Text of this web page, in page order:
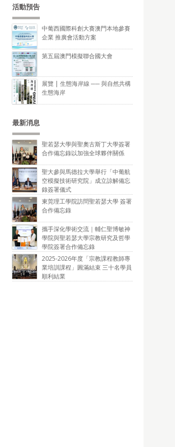
活動預告
中葡西國際科創大賽澳門本地參賽
企業 推廣會活動方案
第五屆澳門模擬聯合國大會
展覽 | 生態海岸線 ── 與自然共構
生態海岸
最新消息
聖若瑟大學與聖奧古斯丁大學簽署
合作備忘錄以加強全球夥伴關係
聖大參與馬德拉大學舉行「中葡航
空模擬技術研究院」成立諒解備忘
錄簽署儀式
東莞理工學院訪問聖若瑟大學 簽署
合作備忘錄
攜手深化學術交流｜輔仁聖博敏神
學院與聖若瑟大學宗教研究及哲學
學院簽署合作備忘錄
2025-2026年度「宗教課程教師專
業培訓課程」圓滿結束 三十名學員
順利結業